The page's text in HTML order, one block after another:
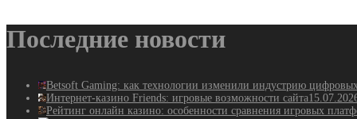
Последние новости
Betsoft Gaming: как технологии изменили индустрию
Интернет-казино Friends: игровые возможности сайта
Рейтинг онлайн казино: особенности сравнения игровых